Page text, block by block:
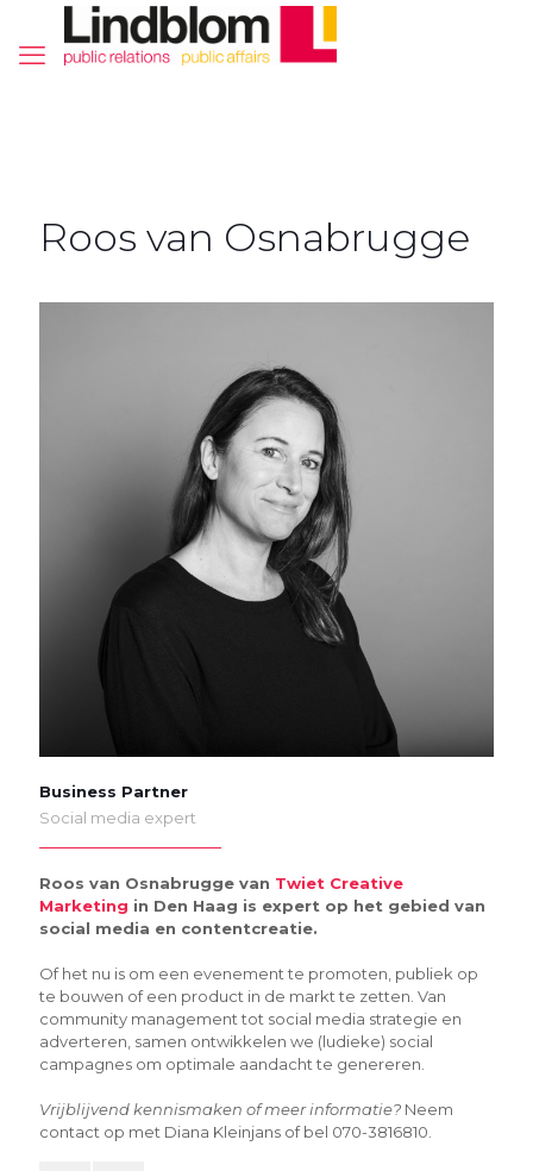
Roos van Osnabrugge
Business Partner
Social media expert
Roos van Osnabrugge van Twiet Creative
Marketing in Den Haag is expert op het gebied van
social media en contentcreatie.
Of het nu is om een evenement te promoten, publiek op
te bouwen of een product in de markt te zetten. Van
community management tot social media strategie en
adverteren, samen ontwikkelen we (ludieke) social
campagnes om optimale aandacht te genereren.
Vrijblijvend kennismaken of meer informatie? Neem
contact op met Diana Kleinjans of bel 070-3816810.